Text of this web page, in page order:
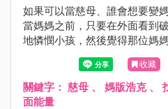
如果可以當慈母、誰會想要變
當媽媽之前，只要在外面看到
地憐憫小孩，然後覺得那位媽
也當了媽媽才知道，真正該憐
來為大家獻上這幾年親身體驗
收藏
關鍵字： 慈母 、 媽版浩克、
面能量